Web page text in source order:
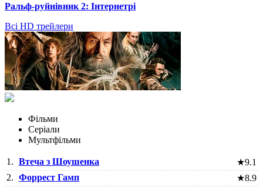
Ральф-руйнівник 2: Інтернетрі
Всі HD трейлери
Фільми
Серіали
Мультфільми
1. Втеча з Шоушенка ★9.1
2. Форрест Гамп ★8.9